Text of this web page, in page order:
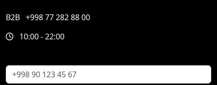
B2B +998 77 282 88 00
10:00 - 22:00